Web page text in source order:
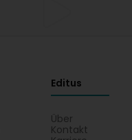
Editus
Über
Kontakt